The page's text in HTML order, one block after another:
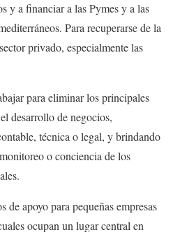
y a financiar a las Pymes y a las
Para recuperarse de la
privado, especialmente las
para eliminar los principales
desarrollo de negocios,
técnica o legal, y brindando
o conciencia de los
de apoyo para pequeñas empresas
ocupan un lugar central en